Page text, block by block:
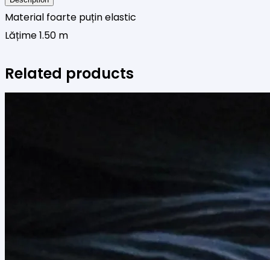
marin
Material foarte puțin elastic
Lățime 1.50 m
Related products